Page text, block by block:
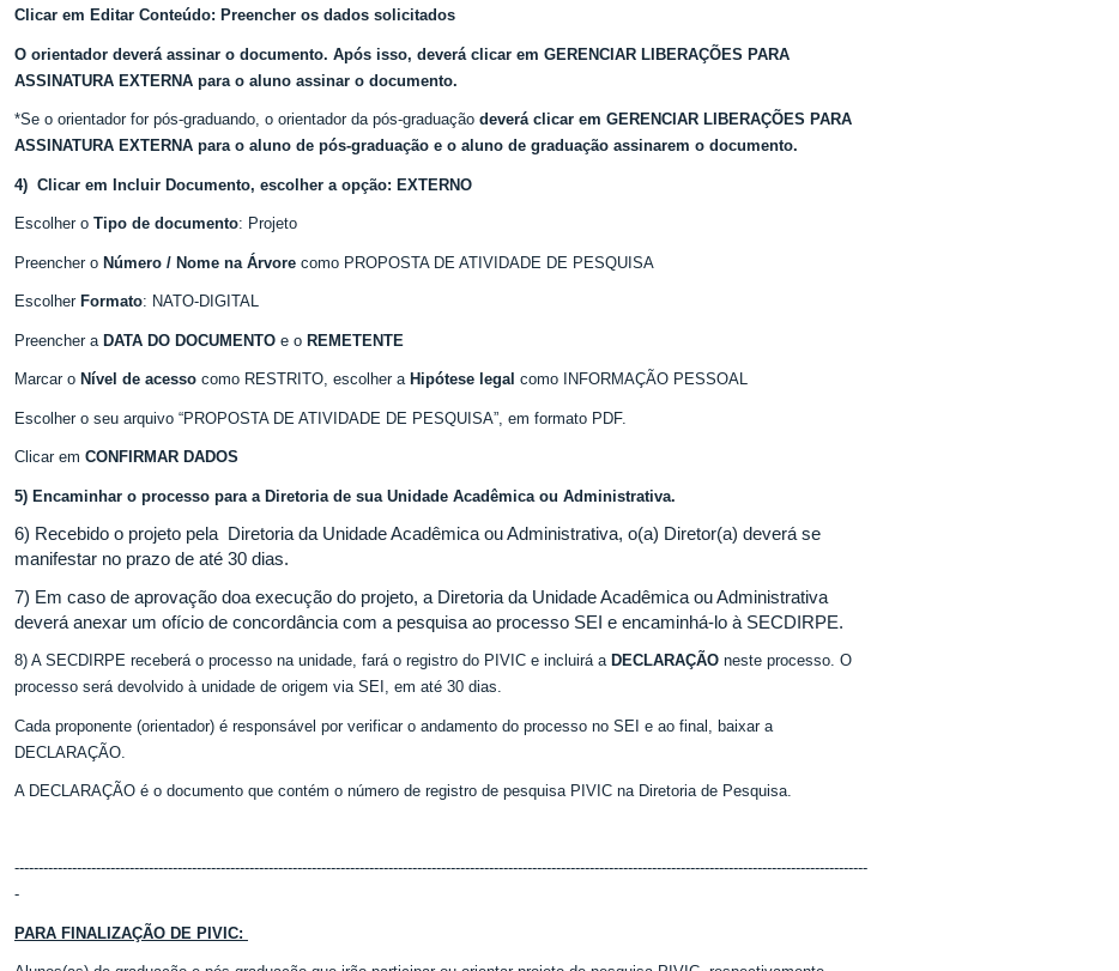
Clicar em Editar Conteúdo: Preencher os dados solicitados
O orientador deverá assinar o documento. Após isso, deverá clicar em GERENCIAR LIBERAÇÕES PARA
ASSINATURA EXTERNA para o aluno assinar o documento.
*Se o orientador for pós-graduando, o orientador da pós-graduação deverá clicar em GERENCIAR LIBERAÇÕES PARA
ASSINATURA EXTERNA para o aluno de pós-graduação e o aluno de graduação assinarem o documento.
4) Clicar em Incluir Documento, escolher a opção: EXTERNO
Escolher o Tipo de documento: Projeto
Preencher o Número / Nome na Árvore como PROPOSTA DE ATIVIDADE DE PESQUISA
Escolher Formato: NATO-DIGITAL
Preencher a DATA DO DOCUMENTO e o REMETENTE
Marcar o Nível de acesso como RESTRITO, escolher a Hipótese legal como INFORMAÇÃO PESSOAL
Escolher o seu arquivo “PROPOSTA DE ATIVIDADE DE PESQUISA”, em formato PDF.
Clicar em CONFIRMAR DADOS
5) Encaminhar o processo para a Diretoria de sua Unidade Acadêmica ou Administrativa.
6) Recebido o projeto pela Diretoria da Unidade Acadêmica ou Administrativa, o(a) Diretor(a) deverá se
manifestar no prazo de até 30 dias.
7) Em caso de aprovação doa execução do projeto, a Diretoria da Unidade Acadêmica ou Administrativa
deverá anexar um ofício de concordância com a pesquisa ao processo SEI e encaminhá-lo à SECDIRPE.
8) A SECDIRPE receberá o processo na unidade, fará o registro do PIVIC e incluirá a DECLARAÇÃO neste processo. O
processo será devolvido à unidade de origem via SEI, em até 30 dias.
Cada proponente (orientador) é responsável por verificar o andamento do processo no SEI e ao final, baixar a
DECLARAÇÃO.
A DECLARAÇÃO é o documento que contém o número de registro de pesquisa PIVIC na Diretoria de Pesquisa.
----------------------------------------------------------------------------------------------------------------------------------------------------------------------------------
-
PARA FINALIZAÇÃO DE PIVIC: